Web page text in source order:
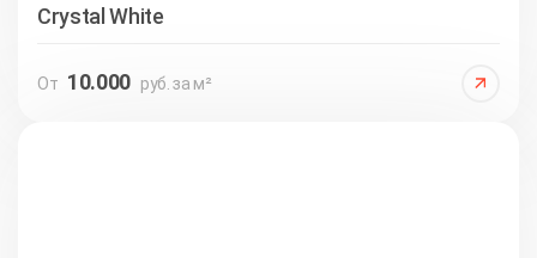
Crystal White
От 10.000 руб. за м²